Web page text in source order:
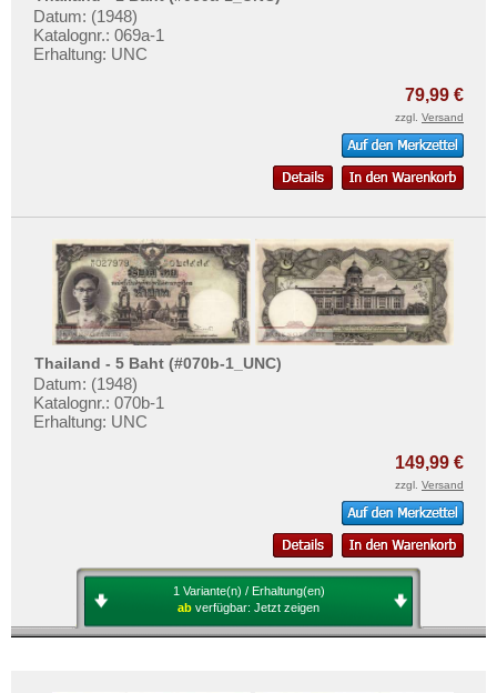
Datum: (1948)
Katalognr.: 069a-1
Erhaltung: UNC
79,99 €
zzgl. Versand
Thailand - 5 Baht (#070b-1_UNC)
Datum: (1948)
Katalognr.: 070b-1
Erhaltung: UNC
149,99 €
zzgl. Versand
1 Variante(n) / Erhaltung(en)
ab verfügbar: Jetzt zeigen